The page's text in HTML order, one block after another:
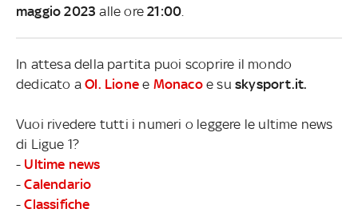
maggio 2023 alle ore21:00
In attesa della partita puoi scoprire il mondo
dedicato aOl. Lione e Monacoe suskysport.it.
Vuoi rivedere tutti i numeri o leggere le ultime news
di Ligue 1?
- Ultime news
-Calendario
-Classifiche